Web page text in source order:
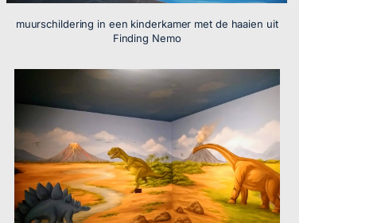
muurschildering in een kinderkamer met de haaien uit
Finding Nemo